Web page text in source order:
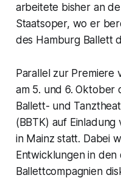
arbeitete bisher an
Staatsoper, wo er
des Hamburg Ballett
Parallel zur Premiere
am 5. und 6. Oktober
Ballett- und
(BBTK) auf Einladung
in Mainz statt. Dabei
Entwicklungen in
Ballettcompagnien